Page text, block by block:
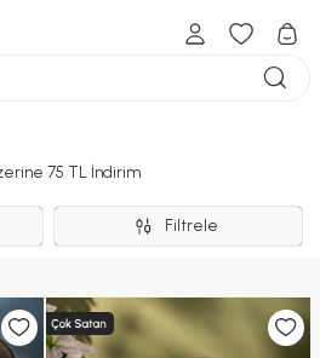
75 TL İndirim
Filtrele